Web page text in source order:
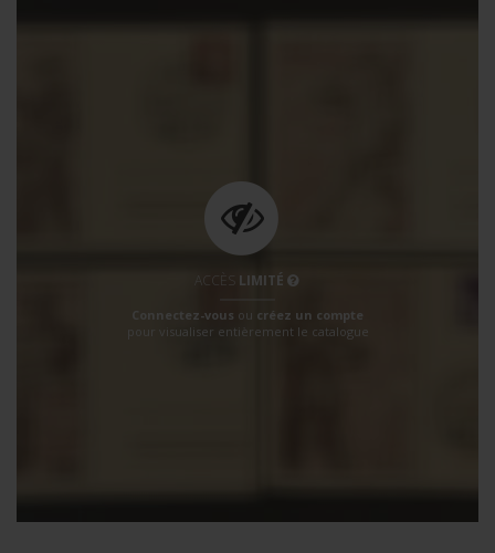
ACCÈS LIMITÉ
Connectez-vous ou créez un compte
pour visualiser entièrement le catalogue